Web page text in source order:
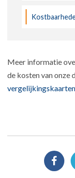
Meer informatie
de kosten van onze
vergelijkingskaarten